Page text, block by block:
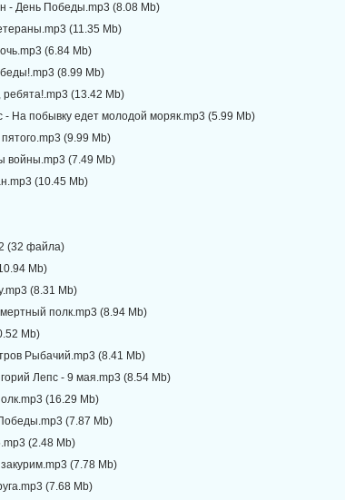
- День Победы.mp3 (8.08 Mb)
(11.35 Mb)
(6.84 Mb)
(8.99 Mb)
(13.42 Mb)
На побывку едет молодой моряк.mp3 (5.99 Mb)
(9.99 Mb)
войны.mp3 (7.49 Mb)
(10.45 Mb)
(32 файла)
Mb)
(8.31 Mb)
полк.mp3 (8.94 Mb)
Mb)
Рыбачий.mp3 (8.41 Mb)
Лепс - 9 мая.mp3 (8.54 Mb)
(16.29 Mb)
(7.87 Mb)
(2.48 Mb)
(7.78 Mb)
(7.68 Mb)